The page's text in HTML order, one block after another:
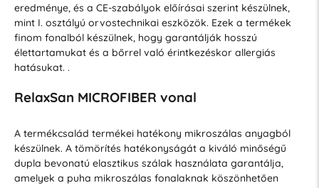
eredménye, és a CE-szabályok előírásai szerint készülnek,
mint I. osztályú orvostechnikai eszközök. Ezek a termékek
finom fonalból készülnek, hogy garantálják hosszú
élettartamukat és a bőrrel való érintkezéskor allergiás
hatásukat. .
RelaxSan MICROFIBER vonal
A termékcsalád termékei hatékony mikroszálas anyagból
készülnek. A tömörítés hatékonyságát a kiváló minőségű
dupla bevonatú elasztikus szálak használata garantálja,
amelyek a puha mikroszálas fonalaknak köszönhetően